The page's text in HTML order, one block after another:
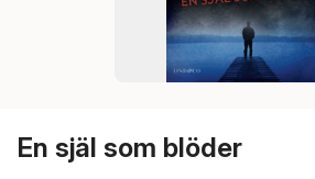
En själ som blöder